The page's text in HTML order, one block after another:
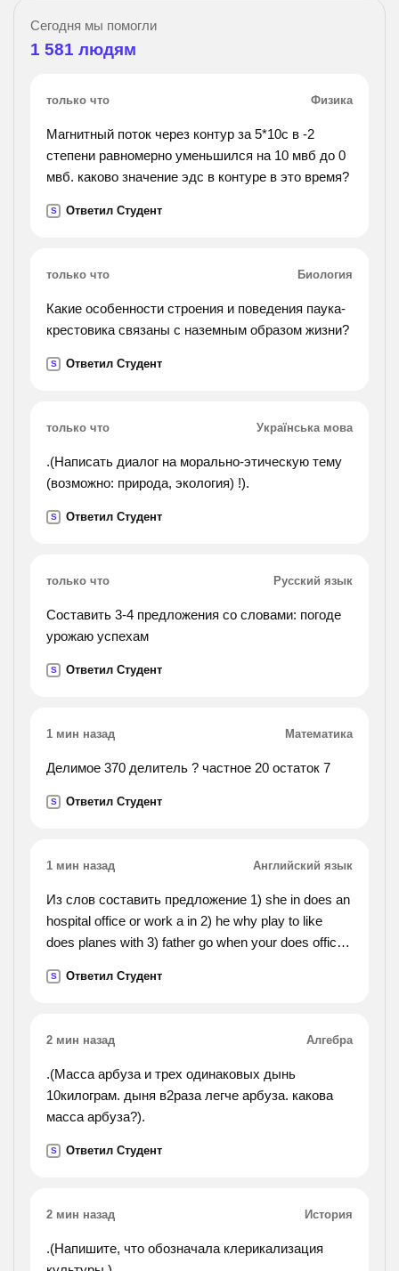
Сегодня мы помогли
1 581 людям
только что Физика
Магнитный поток через контур за 5*10с в -2
степени равномерно уменьшился на 10 мвб до 0
мвб. каково значение эдс в контуре в это время?
S Ответил Студент
только что Биология
Какие особенности строения и поведения паука-
крестовика связаны с наземным образом жизни?
S Ответил Студент
только что Українська мова
.(Написать диалог на морально-этическую тему
(возможно: природа, экология) !).
S Ответил Студент
только что Русский язык
Составить 3-4 предложения со словами: погоде
урожаю успехам
S Ответил Студент
1 мин назад Математика
Делимое 370 делитель ? частное 20 остаток 7
S Ответил Студент
1 мин назад Английский язык
Из слов составить предложение 1) she in does an
hospital office or work a in 2) he why play to like
does planes with 3) father go when your does office
S Ответил Студент
2 мин назад Алгебра
.(Масса арбуза и трех одинаковых дынь
10килограм. дыня в2раза легче арбуза. какова
масса арбуза?).
S Ответил Студент
2 мин назад История
.(Напишите, что обозначала клерикализация